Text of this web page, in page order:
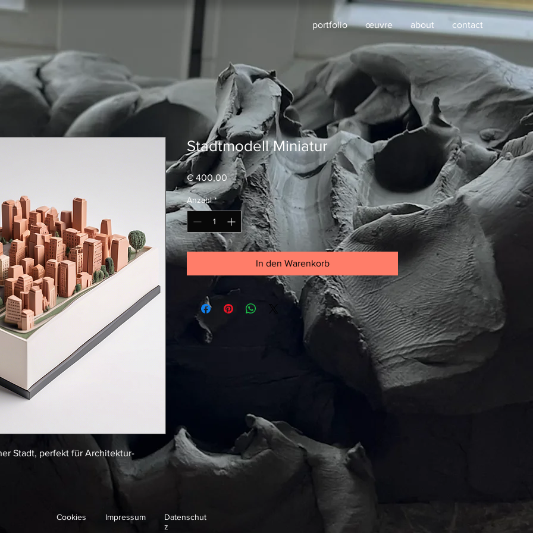
portfolio œuvre about contact
Stadt, perfekt für Architektur-
Stadtmodell Miniatur
€ 400,00Preis
Anzahl *
In den Warenkorb
Cookies Impressum
Datenschut
z